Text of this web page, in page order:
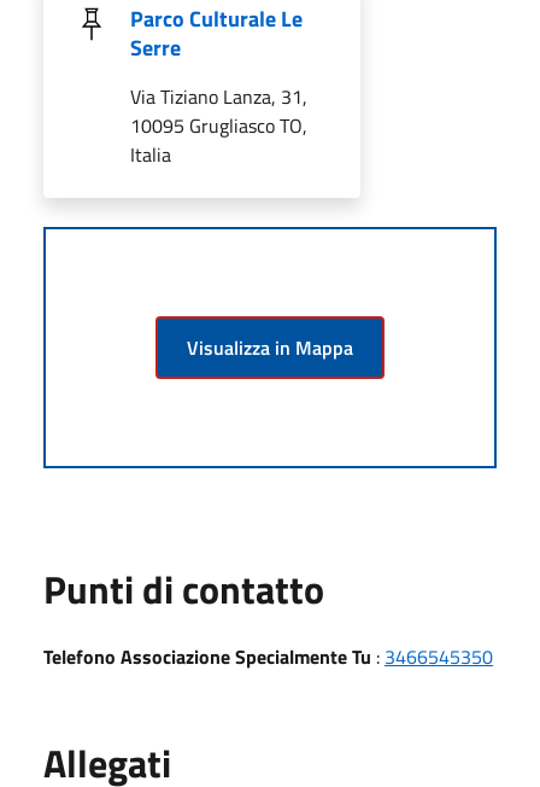
Parco Culturale Le
Serre
Via Tiziano Lanza, 31,
10095 Grugliasco TO,
Italia
Visualizza in Mappa
Punti di contatto
Telefono Associazione Specialmente Tu : 3466545350
Allegati